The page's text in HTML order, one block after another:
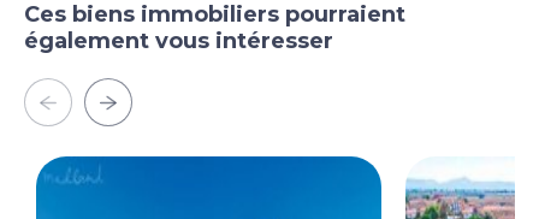
Ces biens immobiliers pourraient
également vous intéresser